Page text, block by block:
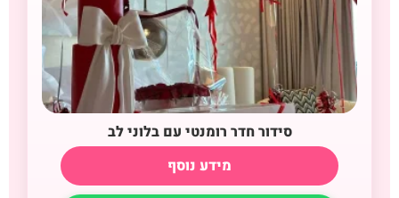
סידור חדר רומנטי עם בלוני לב
מידע נוסף